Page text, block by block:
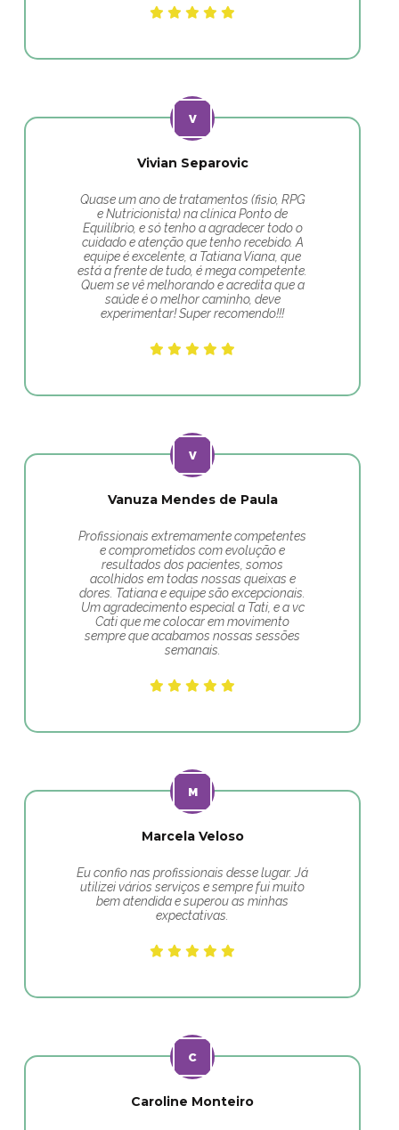
Vivian Separovic
Quase um ano de tratamentos (fisio, RPG
e Nutricionista) na clínica Ponto de
Equilíbrio, e só tenho a agradecer todo o
cuidado e atenção que tenho recebido. A
equipe é excelente, a Tatiana Viana, que
está a frente de tudo, é mega competente.
Quem se vê melhorando e acredita que a
saúde é o melhor caminho, deve
experimentar! Super recomendo!!!
Vanuza Mendes de Paula
Profissionais extremamente competentes
e comprometidos com evolução e
resultados dos pacientes, somos
acolhidos em todas nossas queixas e
dores. Tatiana e equipe são excepcionais.
Um agradecimento especial a Tati, e a vc
Cati que me colocar em movimento
sempre que acabamos nossas sessões
semanais.
Marcela Veloso
Eu confio nas profissionais desse lugar. Já
utilizei vários serviços e sempre fui muito
bem atendida e superou as minhas
expectativas.
Caroline Monteiro